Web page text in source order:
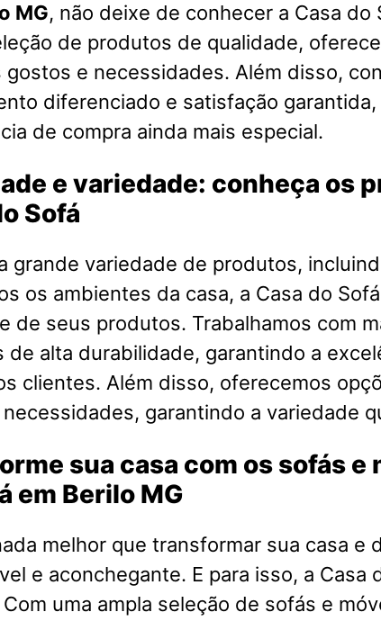
MG, não deixe de conhecer a Casa do
de produtos de qualidade,
e necessidades. Além disso,
diferenciado e satisfação
de compra ainda mais especial.
e variedade: conheça os
Sofá
grande variedade de produtos,
os ambientes da casa, a Casa do
de seus produtos. Trabalhamos com
de alta durabilidade, garantindo a
clientes. Além disso, oferecemos
garantindo a variedade
sua casa com os sofás e
em Berilo MG
melhor que transformar sua casa e
e aconchegante. E para isso, a Casa
uma ampla seleção de sofás e